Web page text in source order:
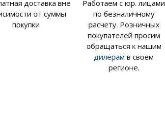
доставка вне
от суммы
покупки
Работаем с юр. лицами
по безналичному
расчету. Розничных
покупателей просим
обращаться к нашим
дилерам в своем
регионе.